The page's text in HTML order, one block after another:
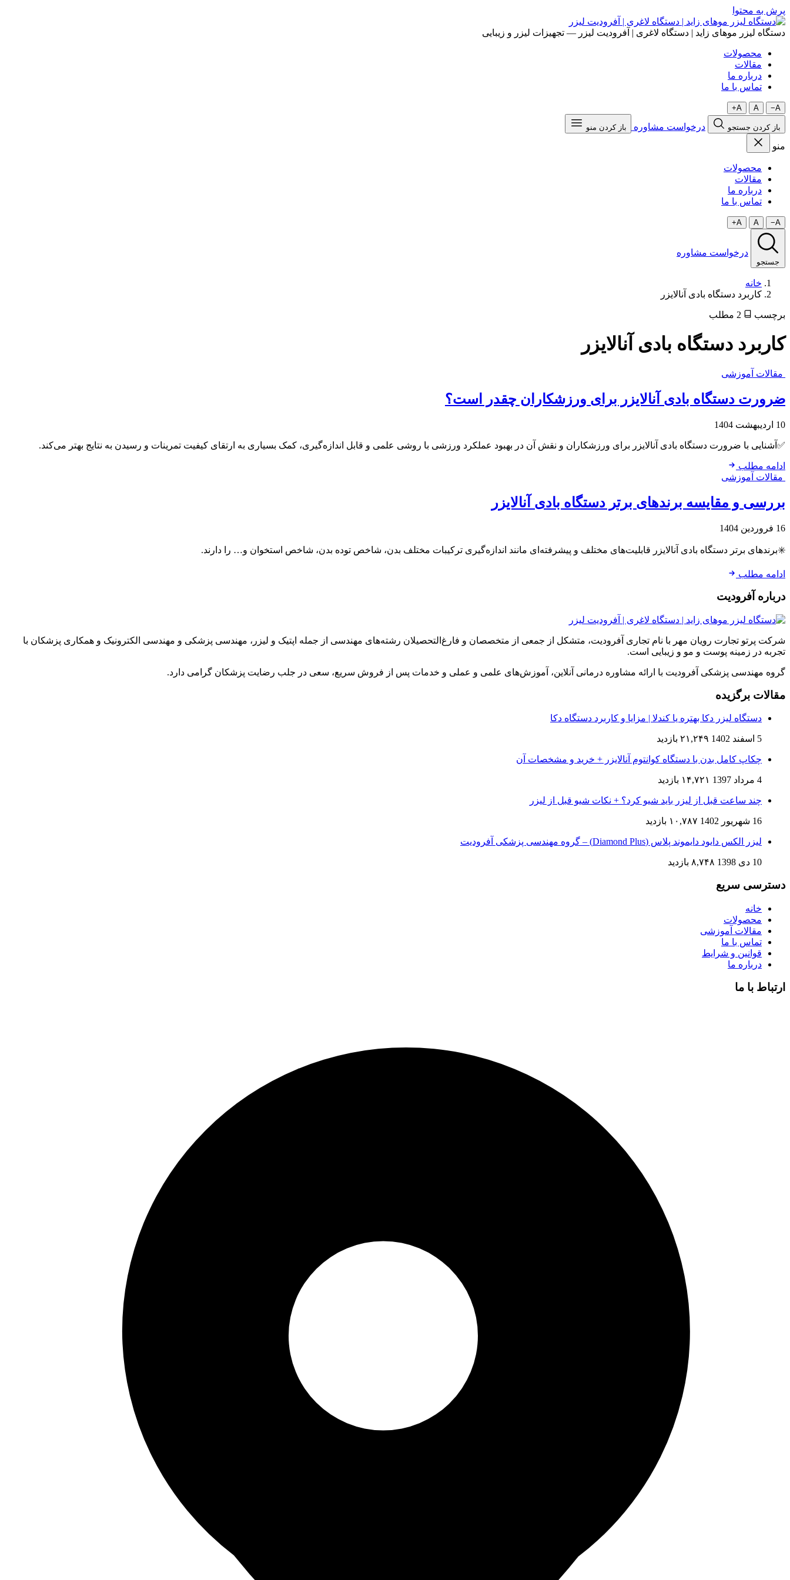
پرش به محتوا
دستگاه لیزر موهای زاید | دستگاه لاغری | آفرودیت لیزر — تجهیزات لیزر و زیبایی
محصولات
مقالات
درباره ما
تماس با ما
A−
A
A+
باز کردن جستجو درخواست مشاوره باز کردن منو
منو
محصولات
مقالات
درباره ما
تماس با ما
A−
A
A+
جستجو
درخواست مشاوره
خانه
کاربرد دستگاه بادی آنالایزر
برچسب
کاربرد دستگاه بادی آنالایزر
مقالات آموزشی
ضرورت دستگاه بادی آنالایزر برای ورزشکاران چقدر است؟
10 اردیبهشت 1404
✅آشنایی با ضرورت دستگاه بادی آنالایزر برای ورزشکاران و نقش آن در بهبود عملکرد ورزشی با روشی علمی و قابل اندازه‌گیری، کمک بسیاری به ارتقای کیفیت تمرینات و رسیدن به نتایج بهتر می‌کند.
ادامه مطلب
مقالات آموزشی
بررسی و مقایسه برندهای برتر دستگاه بادی آنالایزر
16 فروردین 1404
✳️برندهای برتر دستگاه بادی آنالایزر قابلیت‌های مختلف و پیشرفته‌ای مانند اندازه‌گیری ترکیبات مختلف بدن، شاخص توده بدن، شاخص استخوان و… را دارند.
ادامه مطلب
درباره آفرودیت
شرکت پرتو تجارت رویان مهر با نام تجاری آفرودیت، متشکل از جمعی از متخصصان و فارغ‌التحصیلان رشته‌های مهندسی از جمله اپتیک و لیزر، مهندسی پزشکی و مهندسی الکترونیک و همکاری پزشکان با
تجربه در زمینه پوست و مو و زیبایی است.
گروه مهندسی پزشکی آفرودیت با ارائه مشاوره درمانی آنلاین، آموزش‌های علمی و عملی و خدمات پس از فروش سریع، سعی در جلب رضایت پزشکان گرامی دارد.
مقالات برگزیده
دستگاه لیزر دکا بهتره یا کندلا | مزایا و کاربرد دستگاه دکا
5 اسفند 1402 ۲۱,۲۴۹ بازدید
چکاپ کامل بدن با دستگاه کوانتوم آنالایزر + خرید و مشخصات آن
4 مرداد 1397 ۱۴,۷۲۱ بازدید
چند ساعت قبل از لیزر باید شیو کرد؟ + نکات شیو قبل از لیزر
16 شهریور 1402 ۱۰,۷۸۷ بازدید
لیزر الکس دایود دایموند پلاس (Diamond Plus) – گروه مهندسی پزشکی آفرودیت
10 دی 1398 ۸,۷۴۸ بازدید
دسترسی سریع
خانه
محصولات
مقالات آموزشی
تماس با ما
قوانین و شرایط
درباره ما
ارتباط با ما